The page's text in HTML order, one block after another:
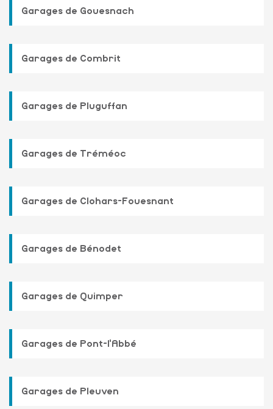
Garages de Gouesnach
Garages de Combrit
Garages de Pluguffan
Garages de Tréméoc
Garages de Clohars-Fouesnant
Garages de Bénodet
Garages de Quimper
Garages de Pont-l'Abbé
Garages de Pleuven